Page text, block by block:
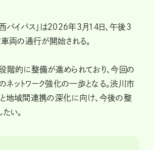
バイパス」は2026年3月14日、午後3
両の通行が開始される。
階的に整備が進められており、今回の
ットワーク強化の一歩となる。渋川市
地域間連携の深化に向け、今後の整
い。